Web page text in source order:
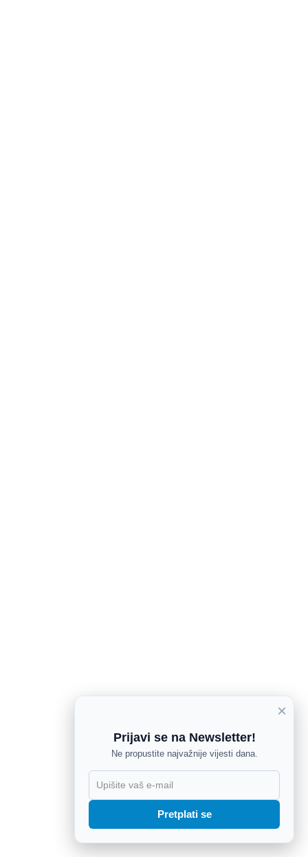
×
Prijavi se na Newsletter!
Ne propustite najvažnije vijesti dana.
Pretplati se